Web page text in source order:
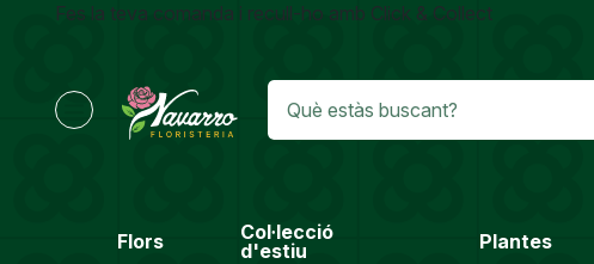
Fes la teva comanda i recull-ho amb Click & Collect
Flors
Col·lecció
d'estiu
Plantes